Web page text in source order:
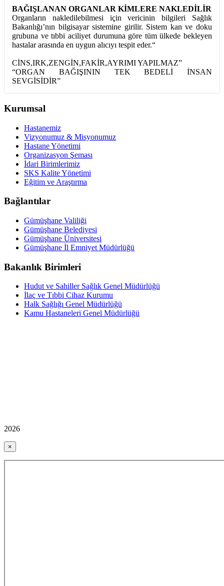
BAĞIŞLANAN ORGANLAR KİMLERE NAKLEDİLİR
Organların nakledilebilmesi için vericinin bilgileri Sağlık
Bakanlığı’nın bilgisayar sistemine girilir. Sistem kan ve doku
grubuna ve tıbbi aciliyet durumuna göre tüm ülkede bekleyen
hastalar arasında en uygun alıcıyı tespit eder.“
CİNS,IRK,ZENGİN,FAKİR,AYRIMI YAPILMAZ”
“ORGAN BAĞIŞININ TEK BEDELİ İNSAN
SEVGİSİDİR”
Kurumsal
Hastanemiz
Vizyonumuz & Misyonumuz
Hastane Yönetimi
Organizasyon Şeması
İdari Birimlerimiz
SKS Kalite Yönetimi
Eğitim ve Araştırma
Bağlantılar
Gümüşhane Valiliği
Gümüşhane Belediyesi
Gümüşhane Üniversitesi
Gümüşhane İl Emniyet Müdürlüğü
Bakanlık Birimleri
Hudut ve Sahiller Sağlık Genel Müdürlüğü
İlaç ve Tıbbi Cihaz Kurumu
Halk Sağlığı Genel Müdürlüğü
Kamu Hastaneleri Genel Müdürlüğü
2026
×